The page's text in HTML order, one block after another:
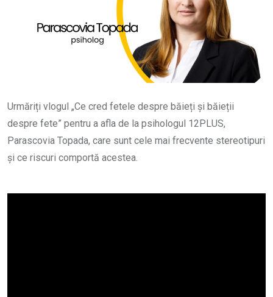
Urmăriți vlogul „Ce cred fetele despre băieți și băieții
despre fete” pentru a afla de la psihologul 12PLUS,
Parascovia Topada, care sunt cele mai frecvente stereotipuri
și ce riscuri comportă acestea.